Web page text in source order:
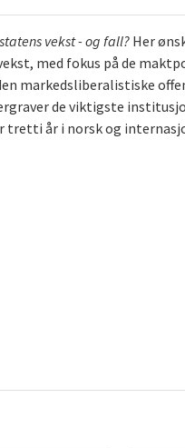
vekst - og fall?Her
med fokus på de
markedsliberalistiske
de viktigste
år i norsk og